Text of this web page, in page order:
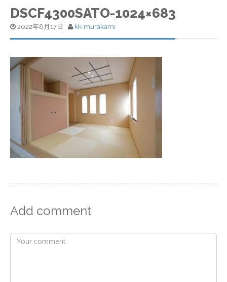
DSCF4300SATO-1024×683
2022年8月17日 kk-murakami
Add comment